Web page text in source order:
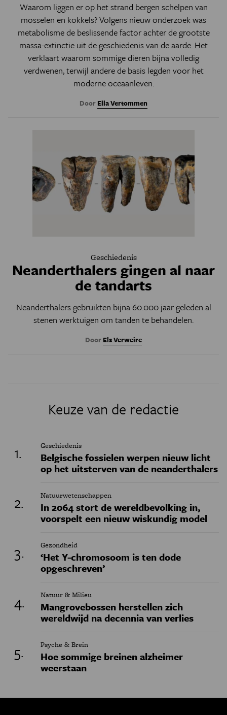
Waarom liggen er op het strand bergen schelpen van
mosselen en kokkels? Volgens nieuw onderzoek was
metabolisme de beslissende factor achter de grootste
massa-extinctie uit de geschiedenis van de aarde. Het
verklaart waarom sommige dieren bijna volledig
verdwenen, terwijl andere de basis legden voor het
moderne oceaanleven.
Door Ella Vertommen
Geschiedenis
Neanderthalers gingen al naar
de tandarts
Neanderthalers gebruikten bijna 60.000 jaar geleden al
stenen werktuigen om tanden te behandelen.
Door Els Verweire
Keuze van de redactie
Geschiedenis
Belgische fossielen werpen nieuw licht
op het uitsterven van de neanderthalers
Natuurwetenschappen
In 2064 stort de wereldbevolking in,
voorspelt een nieuw wiskundig model
Gezondheid
‘Het Y-chromosoom is ten dode
opgeschreven’
Natuur & Milieu
Mangrovebossen herstellen zich
wereldwijd na decennia van verlies
Psyche & Brein
Hoe sommige breinen alzheimer
weerstaan